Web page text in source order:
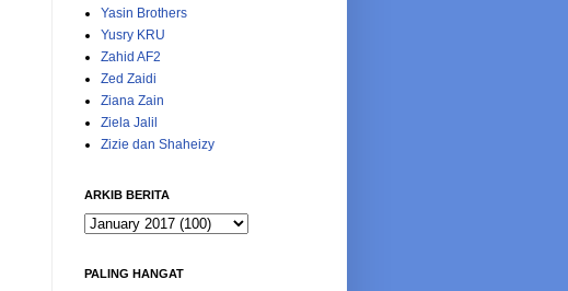
Yasin Brothers
Yusry KRU
Zahid AF2
Zed Zaidi
Ziana Zain
Ziela Jalil
Zizie dan Shaheizy
ARKIB BERITA
PALING HANGAT